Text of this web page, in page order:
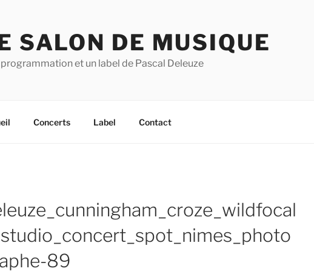
SALON DE MUSIQUE
programmation et un label de Pascal Deleuze
Concerts Label Contact
89